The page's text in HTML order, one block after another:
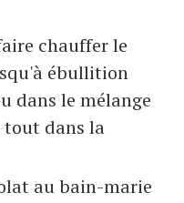
chauffer le
ébullition
dans le mélange
tout dans la
au bain-marie